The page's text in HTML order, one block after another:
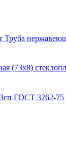
Труба
(73х8)
ГОСТ 3262-75